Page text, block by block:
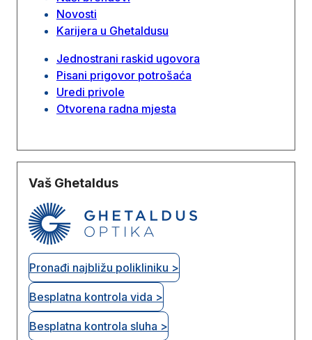
Novosti
Karijera u Ghetaldusu
Jednostrani raskid ugovora
Pisani prigovor potrošaća
Uredi privole
Otvorena radna mjesta
Vaš Ghetaldus
Pronađi najbližu polikliniku >
Besplatna kontrola vida >
Besplatna kontrola sluha >